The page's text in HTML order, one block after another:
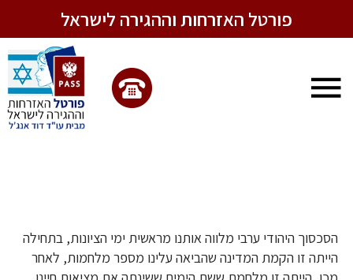
פורטל האזרחות וההגירה לישראל
קשר:
072-
הסכסוך היהודי ערבי מלווה אותנו מראשית ימי הציונות, בתחילה
הייתה זו הקמת המדינה שהביאה עלינו מספר מלחמות, לאחר
Footer